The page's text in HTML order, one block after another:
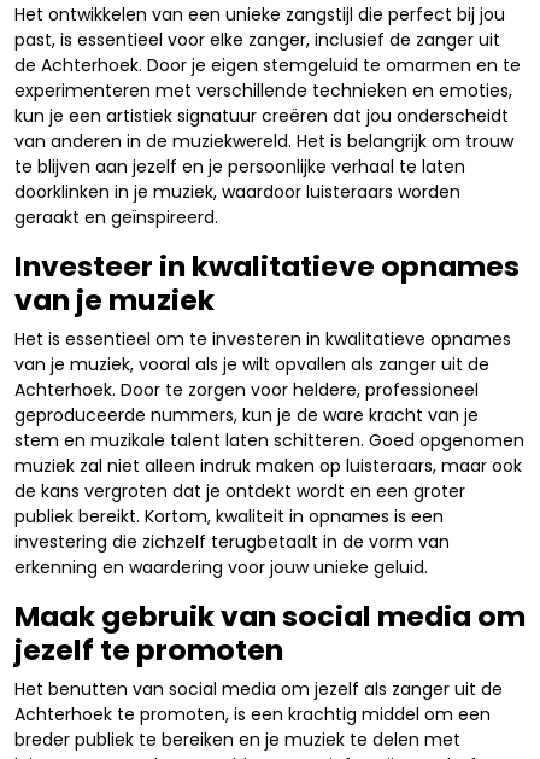
Het ontwikkelen van een unieke zangstijl die perfect bij jou
past, is essentieel voor elke zanger, inclusief de zanger uit
de Achterhoek. Door je eigen stemgeluid te omarmen en te
experimenteren met verschillende technieken en emoties,
kun je een artistiek signatuur creëren dat jou onderscheidt
van anderen in de muziekwereld. Het is belangrijk om trouw
te blijven aan jezelf en je persoonlijke verhaal te laten
doorklinken in je muziek, waardoor luisteraars worden
geraakt en geïnspireerd.
Investeer in kwalitatieve opnames
van je muziek
Het is essentieel om te investeren in kwalitatieve opnames
van je muziek, vooral als je wilt opvallen als zanger uit de
Achterhoek. Door te zorgen voor heldere, professioneel
geproduceerde nummers, kun je de ware kracht van je
stem en muzikale talent laten schitteren. Goed opgenomen
muziek zal niet alleen indruk maken op luisteraars, maar ook
de kans vergroten dat je ontdekt wordt en een groter
publiek bereikt. Kortom, kwaliteit in opnames is een
investering die zichzelf terugbetaalt in de vorm van
erkenning en waardering voor jouw unieke geluid.
Maak gebruik van social media om
jezelf te promoten
Het benutten van social media om jezelf als zanger uit de
Achterhoek te promoten, is een krachtig middel om een
breder publiek te bereiken en je muziek te delen met